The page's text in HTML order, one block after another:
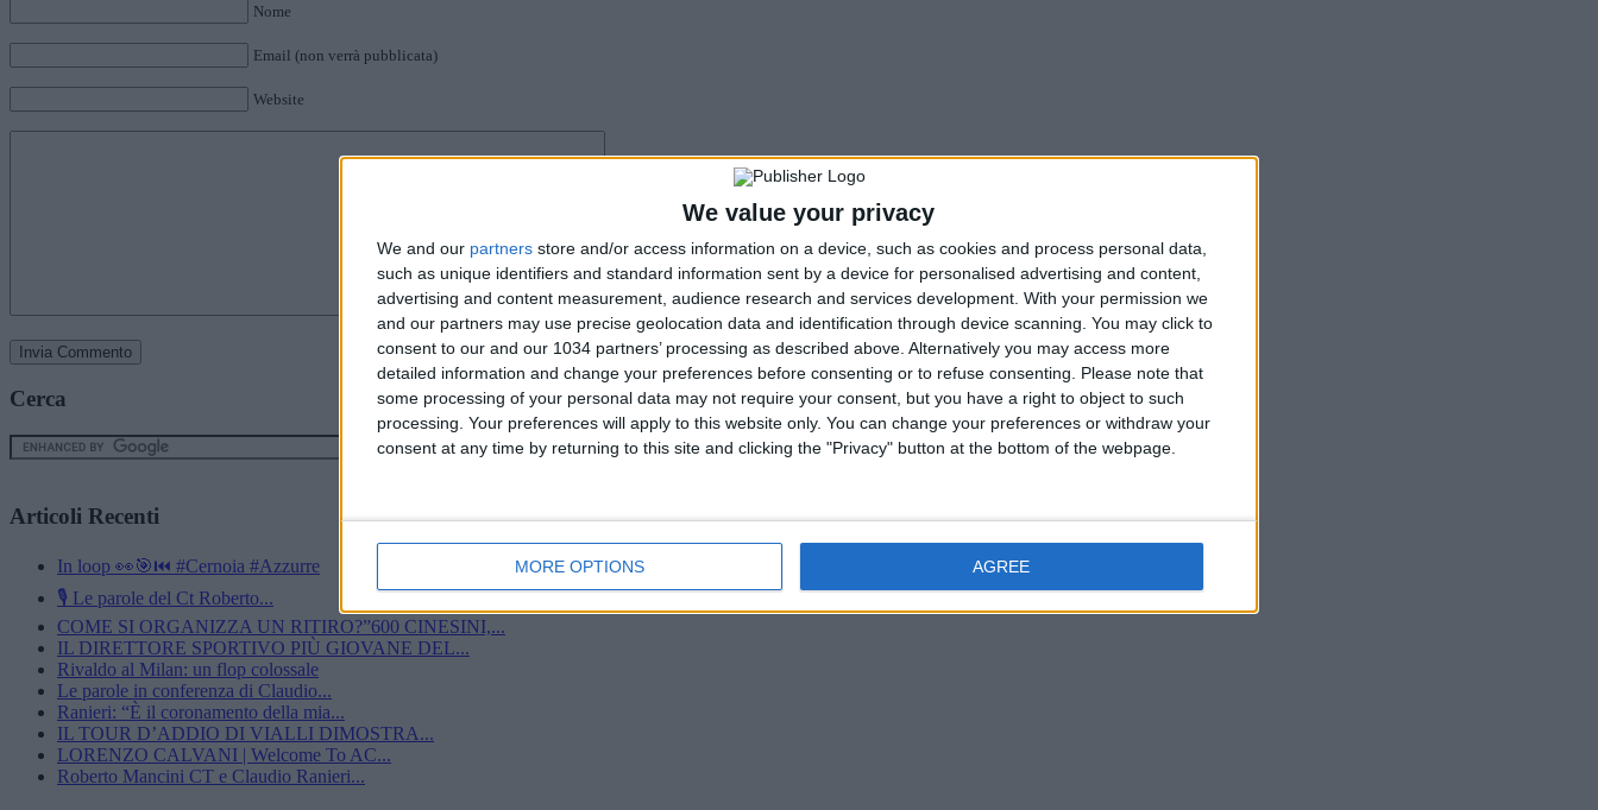
We value your privacy
We and our partners store and/or access information on a device, such as cookies and process personal data,
such as unique identifiers and standard information sent by a device for personalised advertising and content,
advertising and content measurement, audience research and services development. With your permission we
and our partners may use precise geolocation data and identification through device scanning. You may click to
consent to our and our 1034 partners’ processing as described above. Alternatively you may access more
detailed information and change your preferences before consenting or to refuse consenting.
Please note that
some processing of your personal data may not require your consent, but you have a right to object to such
processing. Your preferences will apply to this website only. You can change your preferences or withdraw your
consent at any time by returning to this site and clicking the "Privacy" button at the bottom of the webpage.
MORE OPTIONS AGREE
Nome
Email (non verrà pubblicata)
Website
Cerca
Articoli Recenti
In loop 👀🎯⏮️ #Cernoia #Azzurre
🎙️ Le parole del Ct Roberto...
COME SI ORGANIZZA UN RITIRO?”600 CINESINI,...
IL DIRETTORE SPORTIVO PIÙ GIOVANE DEL...
Rivaldo al Milan: un flop colossale
Le parole in conferenza di Claudio...
Ranieri: “È il coronamento della mia...
IL TOUR D’ADDIO DI VIALLI DIMOSTRA...
LORENZO CALVANI | Welcome To AC...
Roberto Mancini CT e Claudio Ranieri...